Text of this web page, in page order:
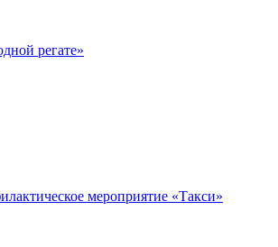
регате»
мероприятие «Такси»